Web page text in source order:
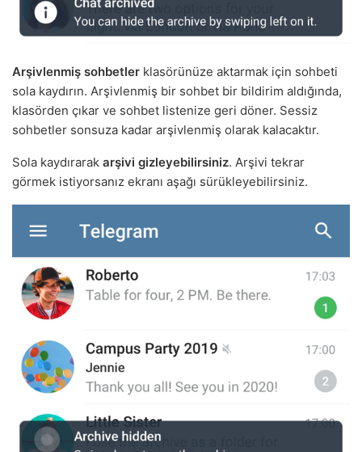
Arşivlenmiş sohbetler klasörünüze aktarmak için sohbeti
sola kaydırın. Arşivlenmiş bir sohbet bir bildirim aldığında,
klasörden çıkar ve sohbet listenize geri döner. Sessiz
sohbetler sonsuza kadar arşivlenmiş olarak kalacaktır.
Sola kaydırarak arşivi gizleyebilirsiniz. Arşivi tekrar
görmek istiyorsanız ekranı aşağı sürükleyebilirsiniz.